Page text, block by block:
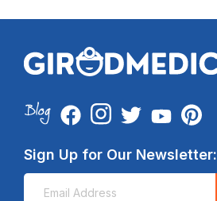
Sign Up for Our Newsletter: